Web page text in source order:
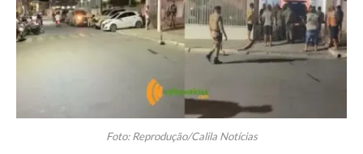
Foto: Reprodução/Calila Notícias